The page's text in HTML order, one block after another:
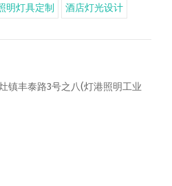
明灯具定制 酒店灯光设计
镇丰泰路3号之八(灯港照明工业